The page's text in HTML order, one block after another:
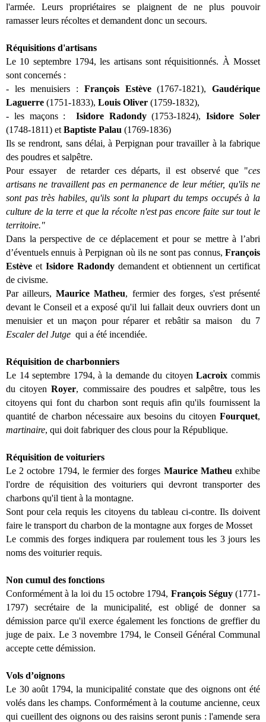
l'armée. Leurs propriétaires se plaignent de ne plus pouvoir
ramasser leurs récoltes et demandent donc un secours.
Réquisitions d'artisans
Le 10 septembre 1794, les artisans sont réquisitionnés. À Mosset
sont concernés :
- les menuisiers : François Estève(1767-1821),Gaudérique
Laguerre (1751-1833), Louis Oliver (1759-1832),
- les maçons : Isidore Radondy(1753-1824),Isidore Soler
(1748-1811) et Baptiste Palau (1769-1836)
Ils se rendront, sans délai, à Perpignan pour travailler à la fabrique
des poudres et salpêtre.
Pour essayer de retarder ces départs, il est observé que "ces
artisans ne travaillent pas en permanence de leur métier, qu'ils ne
sont pas très habiles, qu'ils sont la plupart du temps occupés à la
culture de la terre et que la récolte n'est pas encore faite sur tout le
territoire."
Dans la perspective de ce déplacement et pour se mettre à l’abri
d’éventuels ennuis à Perpignan où ils ne sont pas connus, François
Estève et Isidore Radondy demandent et obtiennent un certificat
de civisme.
Par ailleurs,Maurice Matheu, fermier des forges, s'est présenté
devant le Conseil et a exposé qu'il lui fallait deux ouvriers dont un
menuisier et un maçon pour réparer et rebâtir sa maison du 7
Escaler del Jutge qui a été incendiée.
Réquisition de charbonniers
Le 14 septembre 1794, à la demande du citoyenLacroix commis
du citoyenRoyer, commissaire des poudres et salpêtre, tous les
citoyens qui font du charbon sont requis afin qu'ils fournissent la
quantité de charbon nécessaire aux besoins du citoyen Fourquet,
martinaire, qui doit fabriquer des clous pour la République.
Réquisition de voituriers
Le 2 octobre 1794, le fermier des forges Maurice Matheu exhibe
l'ordre de réquisition des voituriers qui devront transporter des
charbons qu'il tient à la montagne.
Sont pour cela requis les citoyens du tableau ci-contre. Ils doivent
faire le transport du charbon de la montagne aux forges de Mosset
Le commis des forges indiquera par roulement tous les 3 jours les
noms des voiturier requis.
Non cumul des fonctions
Conformément à la loi du 15 octobre 1794, François Séguy(1771-
1797) secrétaire de la municipalité, est obligé de donner sa
démission parce qu'il exerce également les fonctions de greffier du
juge de paix. Le 3 novembre 1794, le Conseil Général Communal
accepte cette démission.
Vols d’oignons
Le 30 août 1794, la municipalité constate que des oignons ont été
volés dans les champs. Conformément à la coutume ancienne, ceux
qui cueillent des oignons ou des raisins seront punis : l'amende sera